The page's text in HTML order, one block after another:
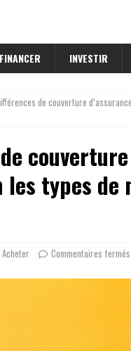
FINANCER INVESTIR
de couverture
couverture
les types de
Acheter Commentaires fermés